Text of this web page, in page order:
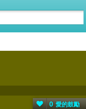
0 愛的鼓勵